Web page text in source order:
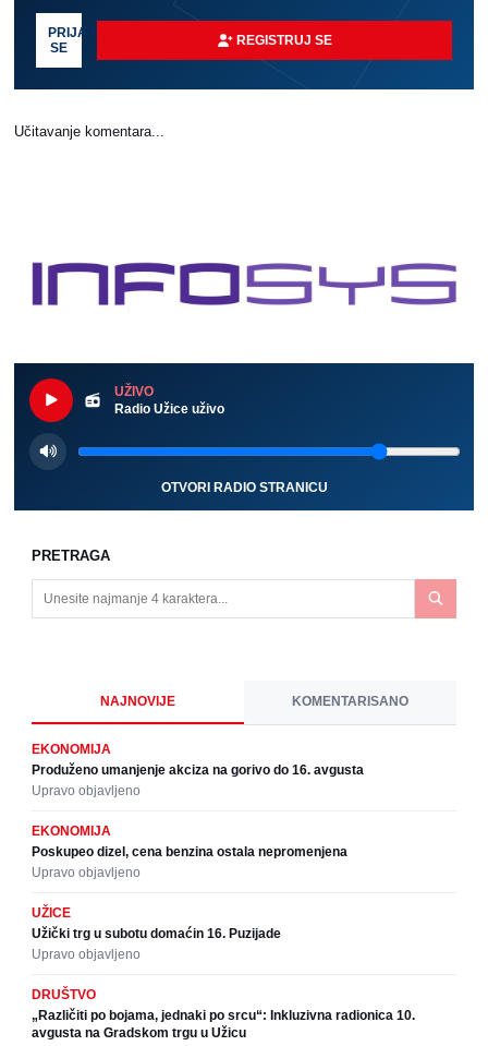
PRIJAVI
SE
REGISTRUJ SE
Učitavanje komentara...
UŽIVO
Radio Užice uživo
OTVORI RADIO STRANICU
PRETRAGA
NAJNOVIJE KOMENTARISANO
EKONOMIJA
Produženo umanjenje akciza na gorivo do 16. avgusta
Upravo objavljeno
EKONOMIJA
Poskupeo dizel, cena benzina ostala nepromenjena
Upravo objavljeno
UŽICE
Užički trg u subotu domaćin 16. Puzijade
Upravo objavljeno
DRUŠTVO
„Različiti po bojama, jednaki po srcu“: Inkluzivna radionica 10.
avgusta na Gradskom trgu u Užicu